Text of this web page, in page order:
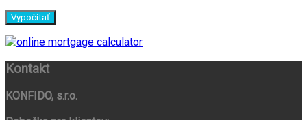
Kontakt
KONFIDO, s.r.o.